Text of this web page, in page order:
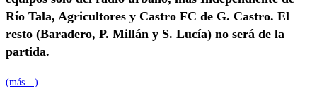
Río Tala, Agricultores y Castro FC de G. Castro. El
resto (Baradero, P. Millán y S. Lucía) no será de la
partida.
(más…)